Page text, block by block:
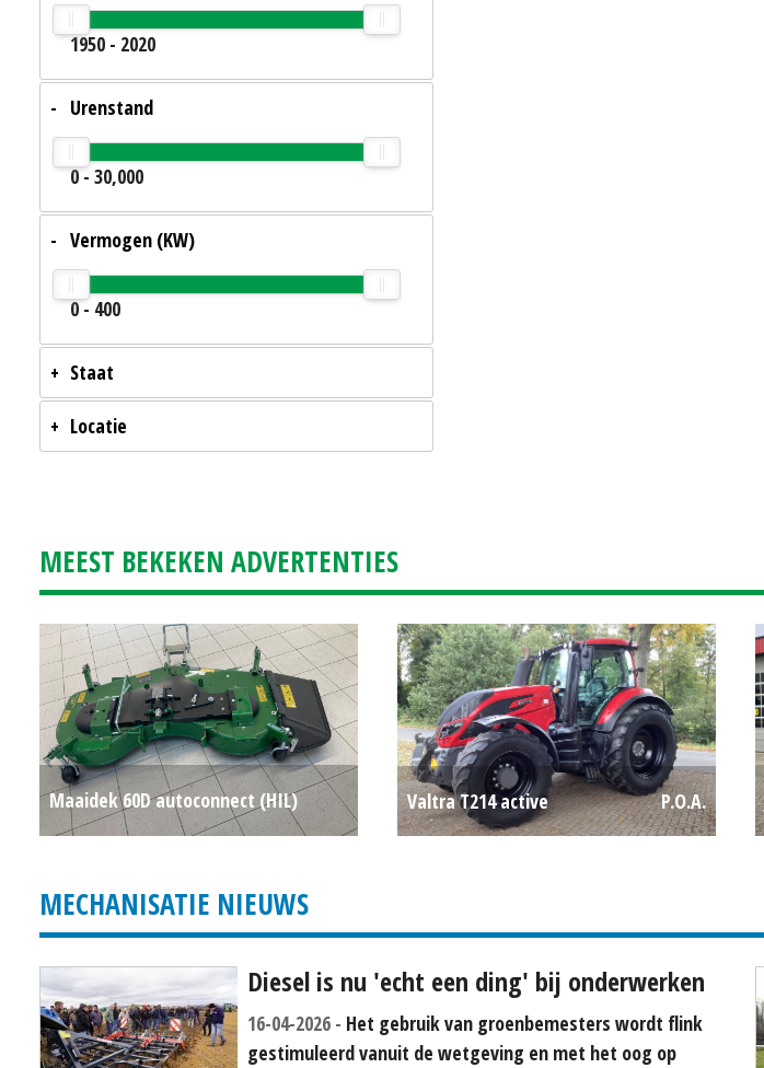
1950 - 2020
Urenstand
0- 30,000
Vermogen (KW)
0- 400
Staat
Locatie
MEEST BEKEKEN ADVERTENTIES
Maaidek 60D autoconnect (HIL)
Valtra T214 active P.O.A.
MECHANISATIE NIEUWS
Diesel is nu 'echt een ding' bij onderwerken
16-04-2026
Het gebruik van groenbemesters wordt flink
gestimuleerd vanuit de wetgeving en met het oog op